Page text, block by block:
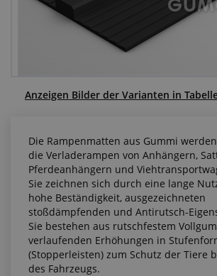
Anfragezentrum
Alles über den Einkauf
Anzeigen Bilder der Varianten in
Die Rampenmatten aus Gummi
die Verladerampen von Anhängern,
Pferdeanhängern und
Sie zeichnen sich durch eine lange
hohe Beständigkeit, ausgezeichneten
stoßdämpfenden und Antirutsch-
Sie bestehen aus rutschfestem
verlaufenden Erhöhungen in
(Stopperleisten) zum Schutz der Tiere
des Fahrzeugs.